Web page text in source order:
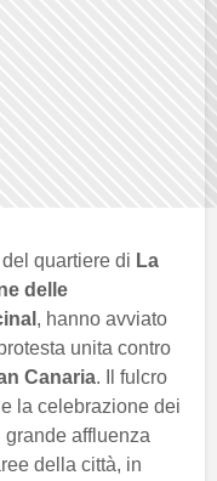
quartiere di La
delle
, hanno avviato
unita contro
Canaria. Il fulcro
la celebrazione dei
grande affluenza
della città, in